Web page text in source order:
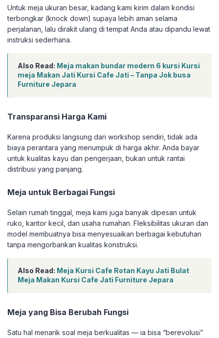
Untuk meja ukuran besar, kadang kami kirim dalam kondisi
terbongkar (knock down) supaya lebih aman selama
perjalanan, lalu dirakit ulang di tempat Anda atau dipandu lewat
instruksi sederhana.
Also Read: Meja makan bundar modern 6 kursi Kursi
meja Makan Jati Kursi Cafe Jati – Tanpa Jok busa
Furniture Jepara
Transparansi Harga Kami
Karena produksi langsung dari workshop sendiri, tidak ada
biaya perantara yang menumpuk di harga akhir. Anda bayar
untuk kualitas kayu dan pengerjaan, bukan untuk rantai
distribusi yang panjang.
Meja untuk Berbagai Fungsi
Selain rumah tinggal, meja kami juga banyak dipesan untuk
ruko, kantor kecil, dan usaha rumahan. Fleksibilitas ukuran dan
model membuatnya bisa menyesuaikan berbagai kebutuhan
tanpa mengorbankan kualitas konstruksi.
Also Read: Meja Kursi Cafe Rotan Kayu Jati Bulat
Meja Makan Kursi Cafe Jati Furniture Jepara
Meja yang Bisa Berubah Fungsi
Satu hal menarik soal meja berkualitas — ia bisa “berevolusi”